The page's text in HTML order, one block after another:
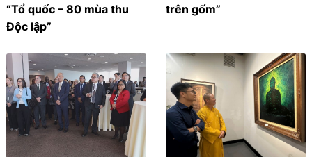
“Tổ quốc – 80 mùa thu
Độc lập”
trên gốm”